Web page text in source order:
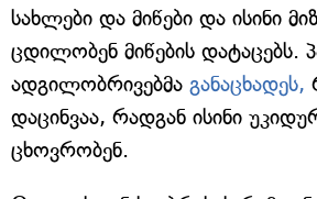
სახლები და მიწები და ისინი
ცდილობენ მიწების დატაცებს.
ადგილობრივებმა განაცხადეს,
დაცინვაა, რადგან ისინი
ცხოვრობენ.